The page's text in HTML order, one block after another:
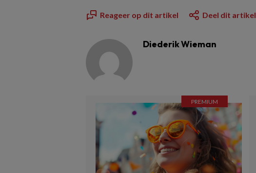
Reageer op dit artikel Deel dit artikel
Diederik Wieman